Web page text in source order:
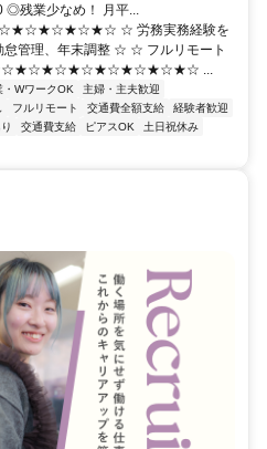
◎残業少なめ！ 月平...
☆ 労務実務経験を
管理、年末調整 ☆ ☆ フルリモート
★☆★☆★☆★☆★☆★☆★☆★☆★☆ ...
・WワークOK
主婦・主夫歓迎
フルリモート 交通費全額支給
経験者歓迎
交通費支給 ピアスOK
土日祝休み